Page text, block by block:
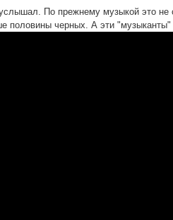
По прежнему музыкой это не
половины черных. А эти